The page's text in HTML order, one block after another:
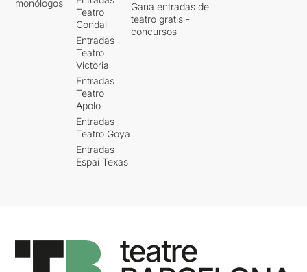
monólogos
Teatro
Condal
Entradas
Teatro
Victòria
Entradas
Teatro
Apolo
Entradas
Teatro Goya
Entradas
Espai Texas
Gana entradas de
teatro gratis -
concursos